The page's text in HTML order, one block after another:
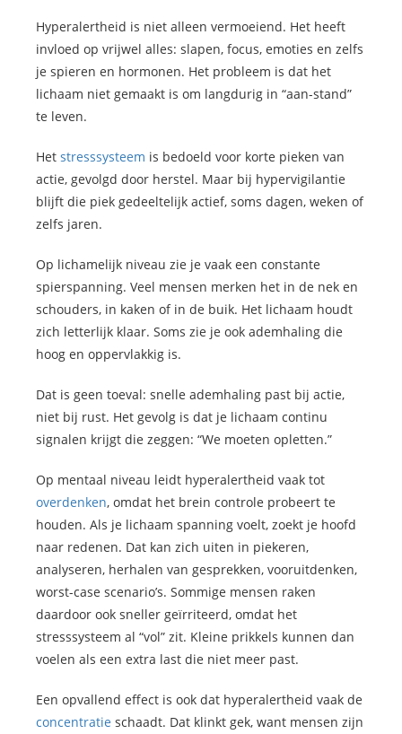
Hyperalertheid is niet alleen vermoeiend. Het heeft
invloed op vrijwel alles: slapen, focus, emoties en zelfs
je spieren en hormonen. Het probleem is dat het
lichaam niet gemaakt is om langdurig in “aan-stand”
te leven.
Het stresssysteem is bedoeld voor korte pieken van
actie, gevolgd door herstel. Maar bij hypervigilantie
blijft die piek gedeeltelijk actief, soms dagen, weken of
zelfs jaren.
Op lichamelijk niveau zie je vaak een constante
spierspanning. Veel mensen merken het in de nek en
schouders, in kaken of in de buik. Het lichaam houdt
zich letterlijk klaar. Soms zie je ook ademhaling die
hoog en oppervlakkig is.
Dat is geen toeval: snelle ademhaling past bij actie,
niet bij rust. Het gevolg is dat je lichaam continu
signalen krijgt die zeggen: “We moeten opletten.”
Op mentaal niveau leidt hyperalertheid vaak tot
overdenken, omdat het brein controle probeert te
houden. Als je lichaam spanning voelt, zoekt je hoofd
naar redenen. Dat kan zich uiten in piekeren,
analyseren, herhalen van gesprekken, vooruitdenken,
worst-case scenario’s. Sommige mensen raken
daardoor ook sneller geïrriteerd, omdat het
stresssysteem al “vol” zit. Kleine prikkels kunnen dan
voelen als een extra last die niet meer past.
Een opvallend effect is ook dat hyperalertheid vaak de
concentratie schaadt. Dat klinkt gek, want mensen zijn